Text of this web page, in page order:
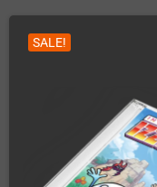
SALE!